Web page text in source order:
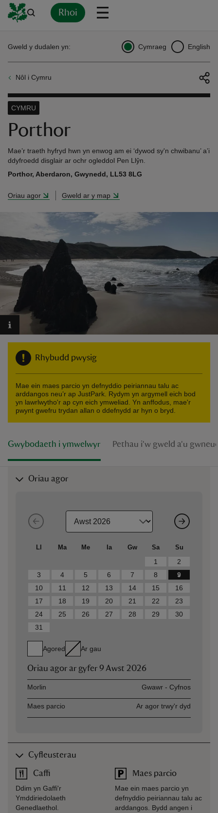
Rhoi
do
Nôl i Cymru
Gweld y dudalen yn: Cymraeg English
Porthor
CYMRU
Mae’r traeth hyfryd hwn yn enwog am ei ‘dywod sy'n chwibanu’ a’i
ddyfroedd disglair ar ochr ogleddol Pen Llŷn.
Porthor, Aberdaron, Gwynedd, LL53 8LG
Oriau agor Gweld ar y map
Rhybudd pwysig
Mae ein maes parcio yn defnyddio peiriannau talu ac
arddangos neu’r ap JustPark. Rydym yn argymell eich bod
yn lawrlwytho'r ap cyn eich ymweliad. Yn anffodus, mae'r
pwynt gwefru trydan allan o ddefnydd ar hyn o bryd.
Gwybodaeth i ymwelwyr Pethau i'w gweld a'u
Oriau agor
Ll Ma Me Ia Gw Sa Su
1
2
3
4 5 6 7 8
9
10
11 12 13 14 15
16
17
18 19 20 21 22
23
24
25 26 27 28 29
30
31
Agored Ar gau
Oriau agor ar gyfer 9 Awst 2026
AssetOpening time
Morlin Gwawr - Cyfnos
Maes parcio Ar agor trwy'r dyd
Cyfleusterau
Caffi
Ddim yn Gaffi'r
Ymddiriedolaeth
Genedlaethol.
Maes parcio
Mae ein maes parcio yn
defnyddio peiriannau talu ac
arddangos. Bydd angen i